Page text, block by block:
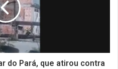
do Pará, que atirou contra